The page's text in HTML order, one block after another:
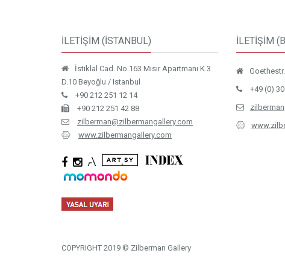
İLETİŞİM (İSTANBUL)
İstiklal Cad. No.163 Mısır Apartmanı K.3
D.10 Beyoğlu / Istanbul
+90 212 251 12 14
+90 212 251 42 88
zilberman@zilbermangallery.com
www.zilbermangallery.com
İLETİŞİM
+49 (0)
COPYRIGHT 2019 © Zilberman Gallery